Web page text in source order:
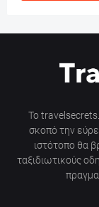
Το
σκοπό την
ιστότοπο θα
ταξιδιωτικούς